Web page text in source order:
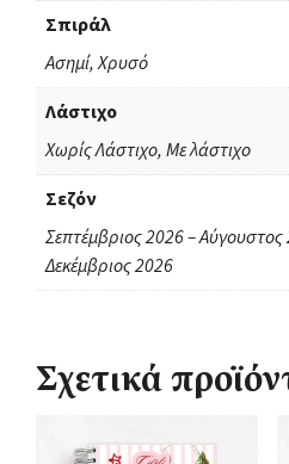
Σπιράλ
Ασημί, Χρυσό
Λάστιχο
Χωρίς Λάστιχο, Με λάστιχο
Σεζόν
Σεπτέμβριος 2026 –
Δεκέμβριος 2026
Σχετικά